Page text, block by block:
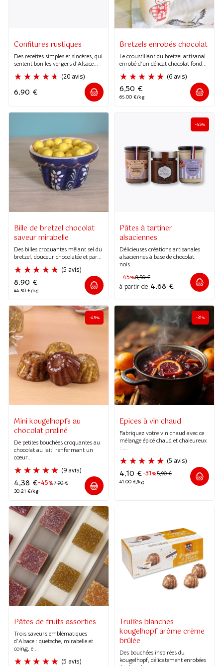
Confitures rustiques
Des recettes simples et sincères, qui
sentent bon les vergers d'Alsace...
6,90 €
Bretzels enrobés chocolat
Le croustillant du bretzel artisanal
enrobé d’un délicat chocolat fond...
6,50 €
65.00 €/kg
Bille de bretzel chocolat
saveur mirabelle
Des billes croquantes mêlant sel du
bretzel, douceur chocolatée et par...
8,90 €
44.50 €/kg
-45%
Pâtes à tartiner
alsaciennes
Délicieuses créations artisanales
alsaciennes à base de chocolat,
nois...
-45%8,50€
à partir de 4,68 €
-45%
Mini kougelhopfs au
chocolat praliné
De petites bouchées croquantes au
chocolat au lait, renfermant un
cœur...
-45%7,90€
4,38 €
30.21 €/kg
-31%
Epices à vin chaud
Fabriquez votre vin chaud avec ce
mélange épicé chaud et chaleureux
: ...
(5 avis)
-31%5,90€
4,10 €
41.00 €/kg
Pâtes de fruits assorties
Trois saveurs emblématiques
d’Alsace : quetsche, mirabelle et
coing, e...
Truffes blanches
kougelhopf arôme crème
brûlée
Des bouchées inspirées du
kougelhopf, délicatement enrobées